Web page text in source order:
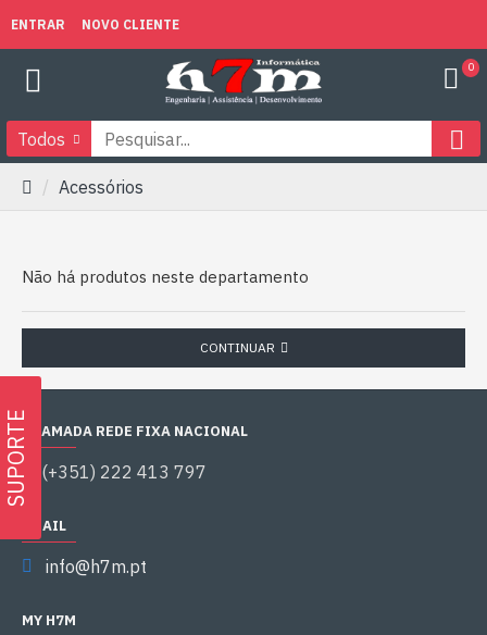
SUPORTE
ENTRAR NOVO CLIENTE
0
Todos
Acessórios
Não há produtos neste departamento
CONTINUAR
CHAMADA REDE FIXA NACIONAL
(+351) 222 413 797
EMAIL
info@h7m.pt
MY H7M